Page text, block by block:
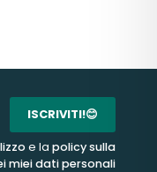
ISCRIVITI!😊
e la policy sulla
miei dati personali